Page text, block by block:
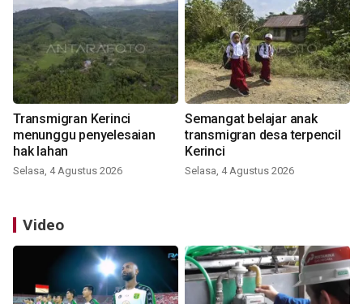
Transmigran Kerinci
menunggu penyelesaian
hak lahan
Selasa, 4 Agustus 2026
Semangat belajar anak
transmigran desa terpencil
Kerinci
Selasa, 4 Agustus 2026
Video